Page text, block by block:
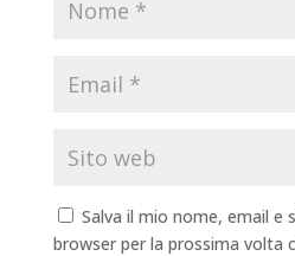
Salva il mio nome, email e
browser per la prossima volta